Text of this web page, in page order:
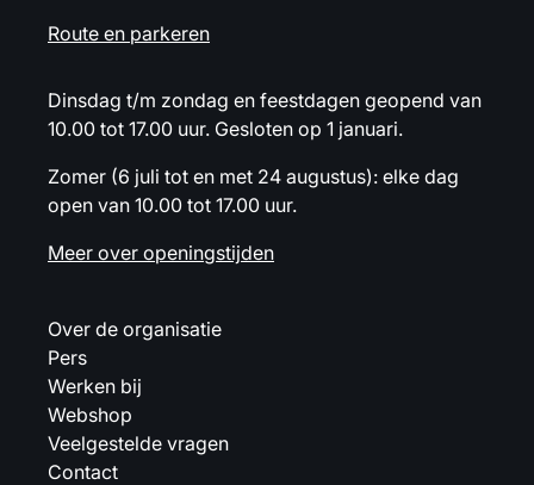
Route en parkeren
Dinsdag t/m zondag en feestdagen geopend van
10.00 tot 17.00 uur. Gesloten op 1 januari.
Zomer (6 juli tot en met 24 augustus): elke dag
open van 10.00 tot 17.00 uur.
Meer over openingstijden
Over de organisatie
Pers
Werken bij
Webshop
Veelgestelde vragen
Contact